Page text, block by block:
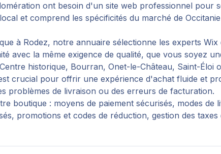
ont besoin d'un site web professionnel pour
et comprend les spécificités du marché de
à Rodez, notre annuaire sélectionne les experts
avec la même exigence de qualité, que vous soyez
Centre historique, Bourran, Onet-le-Château, Saint-Éloi
crucial pour offrir une expérience d'achat fluide et
problèmes de livraison ou des erreurs de facturation.
boutique : moyens de paiement sécurisés, modes de
promotions et codes de réduction, gestion des